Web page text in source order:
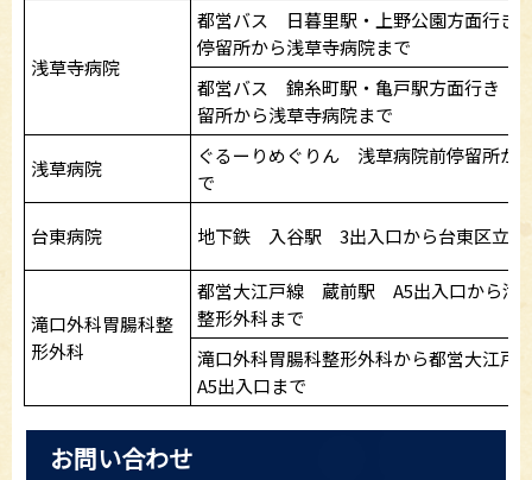
浅草寺病院
都営バス 日暮里駅・上野公園方面行き
停留所から浅草寺病院まで
都営バス 錦糸町駅・亀戸駅方面行き
留所から浅草寺病院まで
浅草病院
ぐるーりめぐりん 浅草病院前停留所か
で
台東病院 地下鉄 入谷駅 3出入口から台東区立台
滝口外科胃腸科整
形外科
都営大江戸線 蔵前駅 A5出入口から滝
整形外科まで
滝口外科胃腸科整形外科から都営大江
A5出入口まで
お問い合わせ